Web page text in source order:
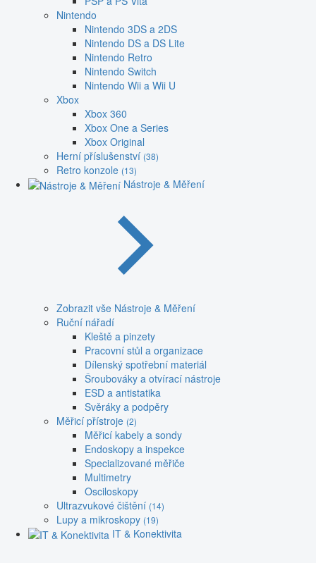
Nintendo
Nintendo 3DS a 2DS
Nintendo DS a DS Lite
Nintendo Retro
Nintendo Switch
Nintendo Wii a Wii U
Xbox
Xbox 360
Xbox One a Series
Xbox Original
Herní příslušenství (38)
Retro konzole (13)
Nástroje & Měření
Zobrazit vše Nástroje & Měření
Ruční nářadí
Kleště a pinzety
Pracovní stůl a organizace
Dílenský spotřební materiál
Šroubováky a otvírací nástroje
ESD a antistatika
Svěráky a podpěry
Měřicí přístroje (2)
Měřicí kabely a sondy
Endoskopy a inspekce
Specializované měřiče
Multimetry
Osciloskopy
Ultrazvukové čištění (14)
Lupy a mikroskopy (19)
IT & Konektivita